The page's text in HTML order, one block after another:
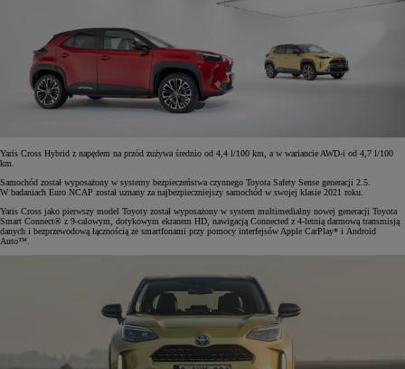
Yaris Cross Hybrid z napędem na przód zużywa średnio od 4,4 l/100 km, a w wariancie AWD-i od 4,7 l/100
km.
Samochód został wyposażony w systemy bezpieczeństwa czynnego Toyota Safety Sense generacji 2.5.
W badaniach Euro NCAP został uznany za najbezpieczniejszy samochód w swojej klasie 2021 roku.
Yaris Cross jako pierwszy model Toyoty został wyposażony w system multimedialny nowej generacji Toyota
Smart Connect® z 9-calowym, dotykowym ekranem HD, nawigacją Connected z 4-letnią darmową transmisją
danych i bezprzewodową łącznością ze smartfonami przy pomocy interfejsów Apple CarPlay* i Android
Auto™.